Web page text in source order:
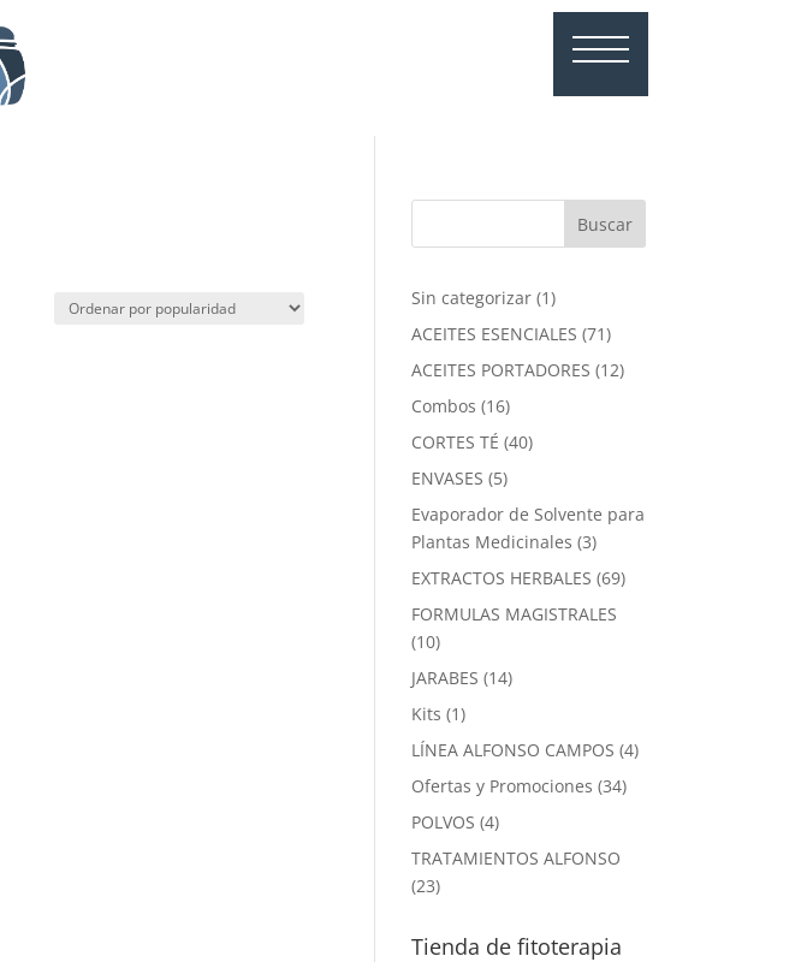
Sin categorizar 11
producto
ACEITES ESENCIALES 7171
productos
ACEITES PORTADORES 1212
Combos 1616
productos
CORTES TÉ 4040
ENVASES 55
productos
Evaporador de Solvente para
Plantas Medicinales 33
productos
EXTRACTOS HERBALES 6969
FORMULAS MAGISTRALES
1010
productos
JARABES 1414
Kits 11
producto
LÍNEA ALFONSO CAMPOS 44
Ofertas y Promociones 3434
POLVOS 44
productos
TRATAMIENTOS ALFONSO
2323
Tienda de fitoterapia